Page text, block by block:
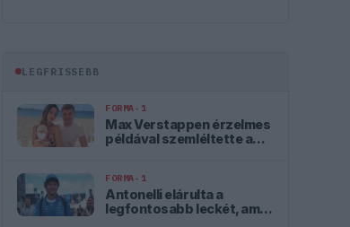
LEGFRISSEBB
FORMA-1
Max Verstappen érzelmes
példával szemléltette a
FORMA-1
Antonelli elárulta a
legfontosabb leckét, amit